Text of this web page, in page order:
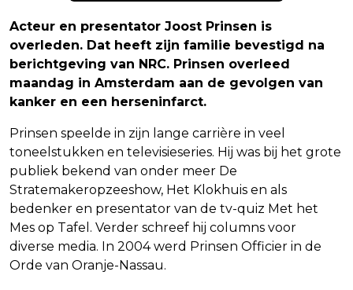
Acteur en presentator Joost Prinsen is
overleden. Dat heeft zijn familie bevestigd na
berichtgeving van NRC. Prinsen overleed
maandag in Amsterdam aan de gevolgen van
kanker en een herseninfarct.
Prinsen speelde in zijn lange carrière in veel
toneelstukken en televisieseries. Hij was bij het grote
publiek bekend van onder meer De
Stratemakeropzeeshow, Het Klokhuis en als
bedenker en presentator van de tv-quiz Met het
Mes op Tafel. Verder schreef hij columns voor
diverse media. In 2004 werd Prinsen Officier in de
Orde van Oranje-Nassau.